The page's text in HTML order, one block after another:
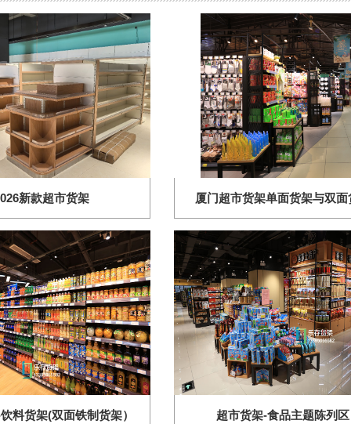
新款超市货架 厦门超市货架单面货架与双面
料货架(双面铁制货架） 超市货架-食品主题陈列区